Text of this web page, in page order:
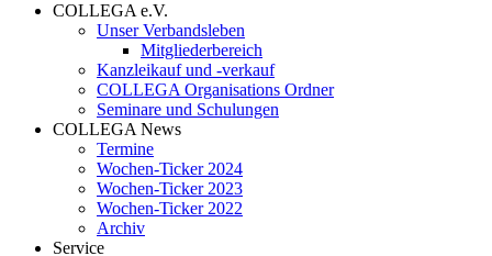
COLLEGA e.V.
Unser Verbandsleben
Mitgliederbereich
Kanzleikauf und -verkauf
COLLEGA Organisations Ordner
Seminare und Schulungen
COLLEGA News
Termine
Wochen-Ticker 2024
Wochen-Ticker 2023
Wochen-Ticker 2022
Archiv
Service